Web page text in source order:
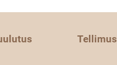
Tellimus